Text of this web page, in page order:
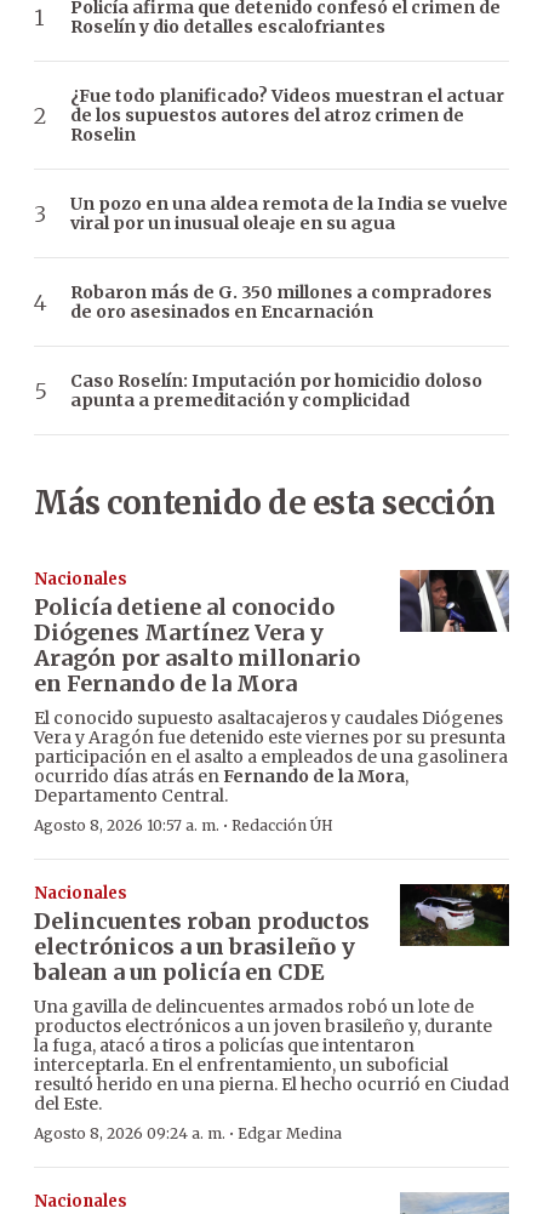
Policía afirma que detenido confesó el crimen de
Roselín y dio detalles escalofriantes
¿Fue todo planificado? Videos muestran el actuar
de los supuestos autores del atroz crimen de
Roselin
Un pozo en una aldea remota de la India se vuelve
viral por un inusual oleaje en su agua
Robaron más de G. 350 millones a compradores
de oro asesinados en Encarnación
Caso Roselín: Imputación por homicidio doloso
apunta a premeditación y complicidad
Más contenido de esta sección
Nacionales
Policía detiene al conocido
Diógenes Martínez Vera y
Aragón por asalto millonario
en Fernando de la Mora
El conocido supuesto asaltacajeros y caudales Diógenes
Vera y Aragón fue detenido este viernes por su presunta
participación en el asalto a empleados de una gasolinera
ocurrido días atrás enFernando de la Mora,
Departamento Central.
Agosto 8, 2026 10:57 a. m. · Redacción ÚH
Nacionales
Delincuentes roban productos
electrónicos a un brasileño y
balean a un policía en CDE
Una gavilla de delincuentes armados robó un lote de
productos electrónicos a un joven brasileño y, durante
la fuga, atacó a tiros a policías que intentaron
interceptarla. En el enfrentamiento, un suboficial
resultó herido en una pierna. El hecho ocurrió en Ciudad
del Este.
Agosto 8, 2026 09:24 a. m. · Edgar Medina
Nacionales